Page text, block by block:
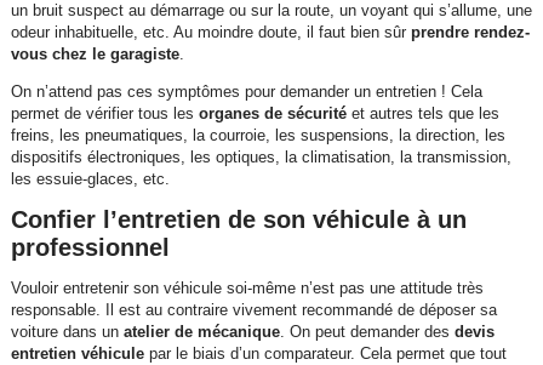
un bruit suspect au démarrage ou sur la route, un voyant qui s’allume, une
odeur inhabituelle, etc. Au moindre doute, il faut bien sûr prendre rendez-
vous chez le garagiste.
On n’attend pas ces symptômes pour demander un entretien ! Cela
permet de vérifier tous les organes de sécurité et autres tels que les
freins, les pneumatiques, la courroie, les suspensions, la direction, les
dispositifs électroniques, les optiques, la climatisation, la transmission,
les essuie-glaces, etc.
Confier l’entretien de son véhicule à un
professionnel
Vouloir entretenir son véhicule soi-même n’est pas une attitude très
responsable. Il est au contraire vivement recommandé de déposer sa
voiture dans un atelier de mécanique. On peut demander des devis
entretien véhiculepar le biais d’un comparateur. Cela permet que tout